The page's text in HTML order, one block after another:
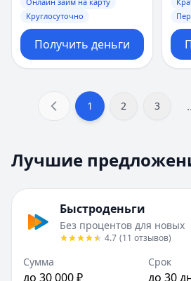
Круглосуточно
Получить деньги
1 2 3
Лучшие
Быстроденьги
Без процентов для новых
4.7 (11 отзывов)
Сумма
до 30 000 ₽
Срок
до 30